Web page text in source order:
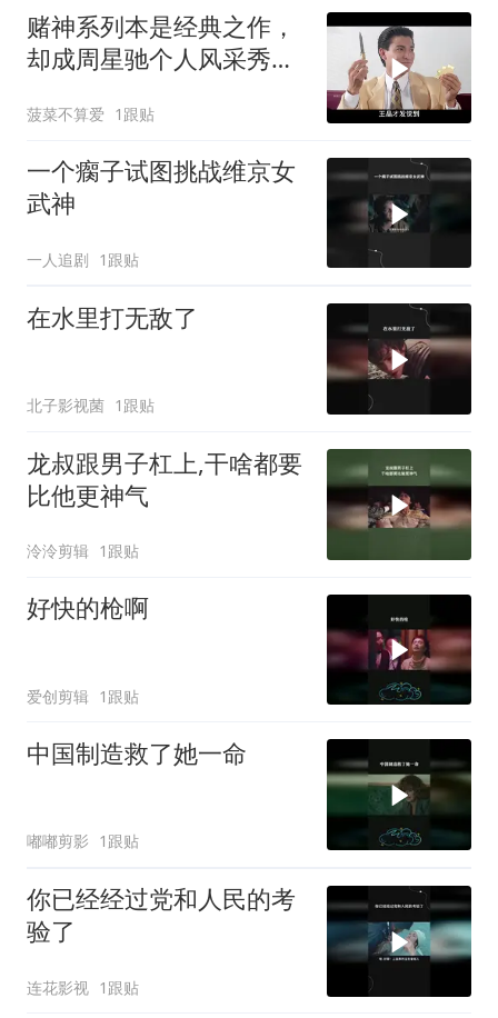
赌神系列本是经典之作，
却成周星驰个人风采秀，
菠菜不算爱 1跟贴
一个瘸子试图挑战维京女
武神
一人追剧 1跟贴
在水里打无敌了
北子影视菌 1跟贴
龙叔跟男子杠上,干啥都要
比他更神气
泠泠剪辑 1跟贴
好快的枪啊
爱创剪辑 1跟贴
中国制造救了她一命
嘟嘟剪影 1跟贴
你已经经过党和人民的考
验了
连花影视 1跟贴